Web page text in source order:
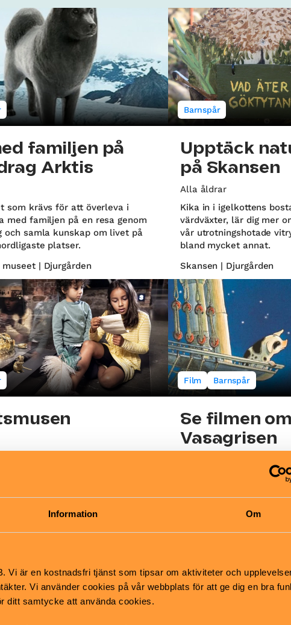
Information Om
Vi är en kostnadsfri tjänst som tipsar om aktiviteter och
Vi använder cookies på vår webbplats för att ge dig en bra
ditt samtycke att använda cookies.
familjen på
Arktis
som krävs för att överleva i
med familjen på en resa genom
och samla kunskap om livet på
platser.
museet | Djurgården
Barnspår
Upptäck
på Skansen
Alla åldrar
Kika in i igelkottens
värdväxter, lär dig mer
vår utrotningshotade
bland mycket annat.
Skansen | Djurgården
med roliga saker.
| Gamla Stan
Film Barnspår
Se filmen om
Vasagrisen
Den prickiga grisen
lämna sin lerpöl och ge
äventyr – att segla med
baserad på boken med
Vasamuseet | Djurgården